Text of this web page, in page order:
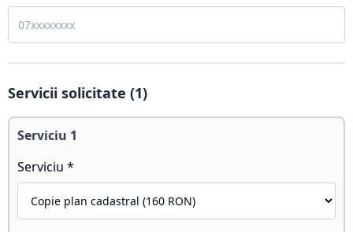
Servicii solicitate (1)
Serviciu 1
Serviciu *